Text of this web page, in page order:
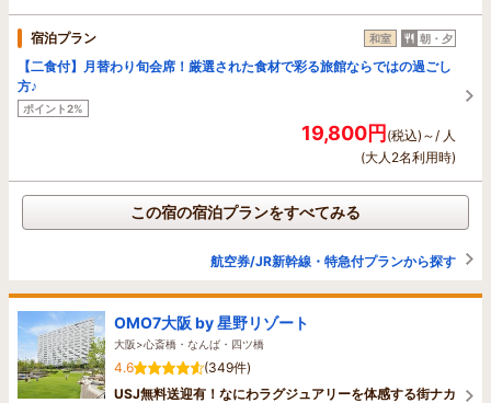
宿泊プラン 和室 朝・夕
【二食付】月替わり旬会席！厳選された食材で彩る旅館ならではの過ごし
方♪
ポイント2%
19,800円(税込)～/ 人
(大人2名利用時)
この宿の宿泊プランをすべてみる
航空券/JR新幹線・特急付プランから探す
OMO7大阪 by 星野リゾート
大阪>心斎橋・なんば・四ツ橋
4.6
(349件)
USJ無料送迎有！なにわラグジュアリーを体感する街ナカ